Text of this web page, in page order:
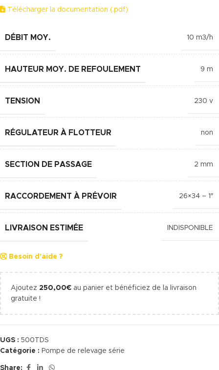
Télécharger la documentation (.pdf)
DÉBIT MOY. 10 m3/h
HAUTEUR MOY. DE REFOULEMENT 9 m
TENSION 230 v
RÉGULATEUR À FLOTTEUR non
SECTION DE PASSAGE 2 mm
RACCORDEMENT À PRÉVOIR 26×34 – 1″
LIVRAISON ESTIMÉE INDISPONIBLE
Besoin d'aide ?
Ajoutez 250,00€ au panier et bénéficiez de la livraison
gratuite !
UGS : 500TDS
Catégorie : Pompe de relevage série
Share: